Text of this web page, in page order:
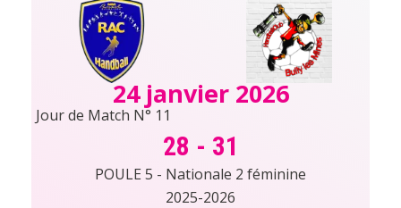
24 janvier 2026
Jour de Match N° 11
28 - 31
POULE 5 - Nationale 2 féminine
2025-2026